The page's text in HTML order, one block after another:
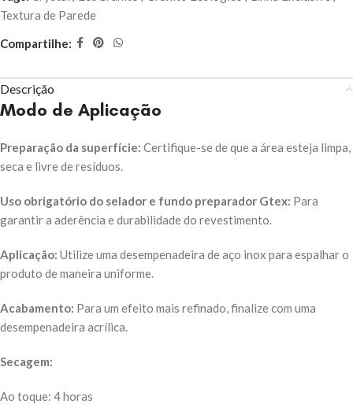
Textura de Parede
Compartilhe:
Descrição
Modo de Aplicação
Preparação da superfície: Certifique-se de que a área esteja limpa,
seca e livre de resíduos.
Uso obrigatório do selador e fundo preparador Gtex: Para
garantir a aderência e durabilidade do revestimento.
Aplicação: Utilize uma desempenadeira de aço inox para espalhar o
produto de maneira uniforme.
Acabamento: Para um efeito mais refinado, finalize com uma
desempenadeira acrílica.
Secagem:
Ao toque: 4 horas